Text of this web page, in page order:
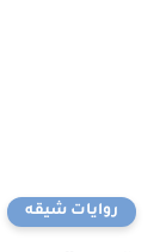
روايات شيقه